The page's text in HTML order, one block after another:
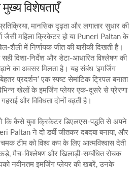
विशेषताएँ
मानसिक दृढ़ता और लगातार सुधार की
जैसी महिला क्रिकेटर हो या Puneri Paltan के
में निर्णायक जीत की बारीकी दिखती है।
सही दिशा‑निर्देश और डेटा‑आधारित विश्लेषण की
का अवसर मिलता है। यह संबंध ‘इमर्जिंग
प्रदर्शन’ एक स्पष्ट सेमांटिक ट्रिपल बनाता
खेलों के इमर्जिंग प्लेयर एक-दूसरे से प्रेरणा
और विविधता दोनों बढ़ती है।
कैसे युवा क्रिकेटर डिएलएस‑पद्धति से अपने
Paltan ने दो डर्बी जीतकर दबदबा बनाया, और
टीम को विश्व कप के लिए आत्मविश्वास देती
मैच‑विश्लेषण और खिलाड़ी‑सम्बंधित रोचक
नवीनतम इमर्जिंग प्लेयर की खबरें, उनके